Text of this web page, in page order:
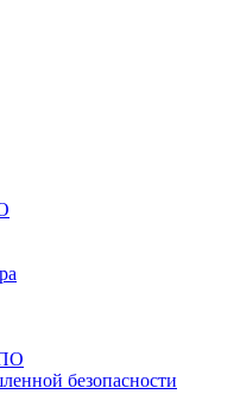
безопасности